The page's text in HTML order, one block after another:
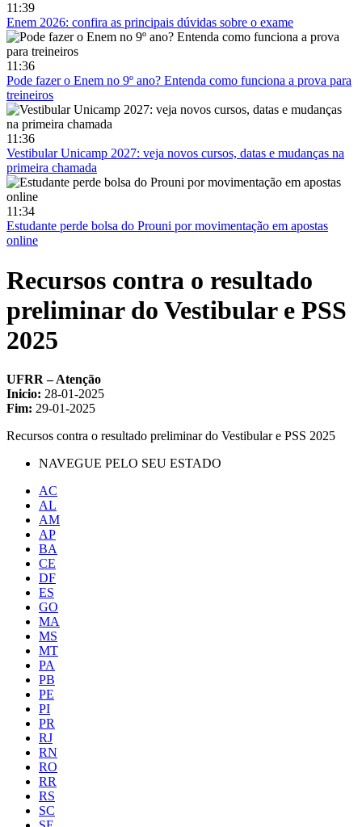
11:39
Enem 2026: confira as principais dúvidas sobre o exame
11:36
Pode fazer o Enem no 9º ano? Entenda como funciona a prova para
treineiros
11:36
Vestibular Unicamp 2027: veja novos cursos, datas e mudanças na
primeira chamada
11:34
Estudante perde bolsa do Prouni por movimentação em apostas
online
Recursos contra o resultado
preliminar do Vestibular e PSS
2025
UFRR – Atenção
Inicio: 28-01-2025
Fim: 29-01-2025
Recursos contra o resultado preliminar do Vestibular e PSS 2025
NAVEGUE PELO SEU ESTADO
AC
AL
AM
AP
BA
CE
DF
ES
GO
MA
MS
MT
PA
PB
PE
PI
PR
RJ
RN
RO
RR
RS
SC